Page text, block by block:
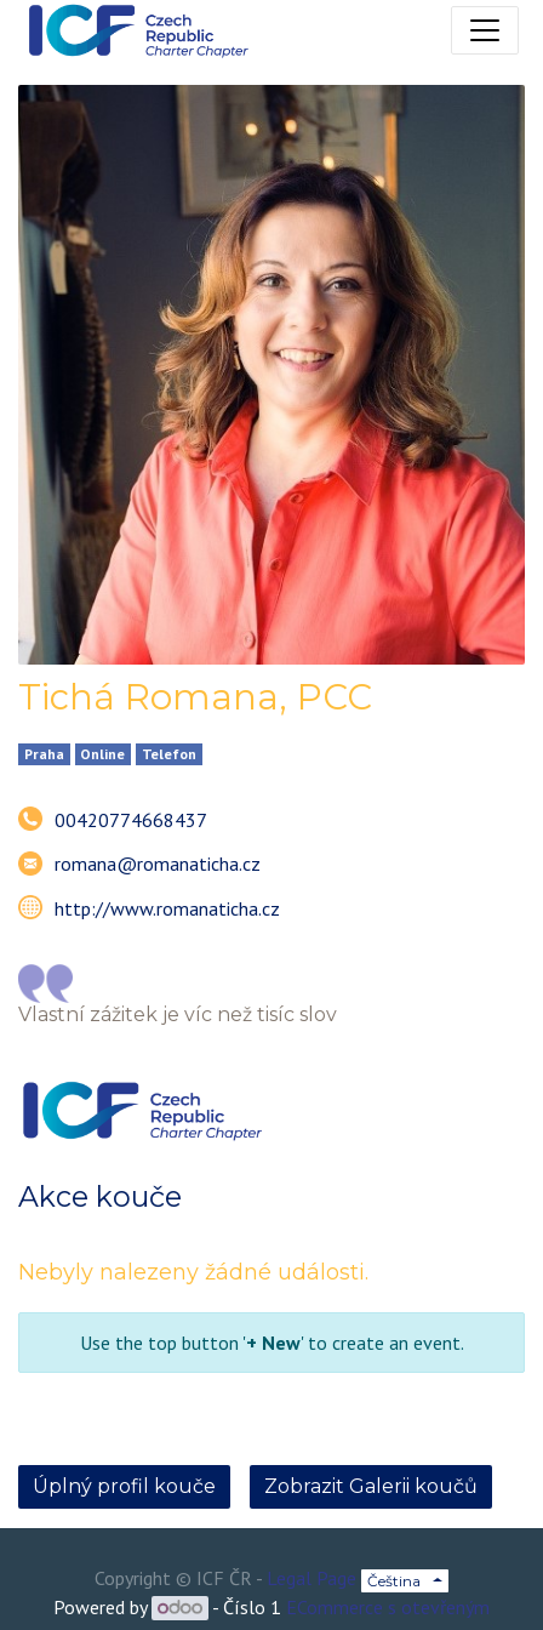
Tichá Romana, PCC
Praha Online Telefon
00420774668437
romana@romanaticha.cz
http://www.romanaticha.cz
Vlastní zážitek je víc než tisíc slov
Akce kouče
Nebyly nalezeny žádné události.
Use the top button '+ New' to create an event.
Úplný profil kouče Zobrazit Galerii koučů
Copyright © ICF ČR - Legal Page Čeština
Powered by - Číslo 1 ECommerce s otevřeným